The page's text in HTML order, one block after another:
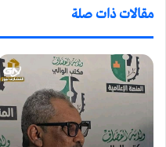
مقالات ذات صلة